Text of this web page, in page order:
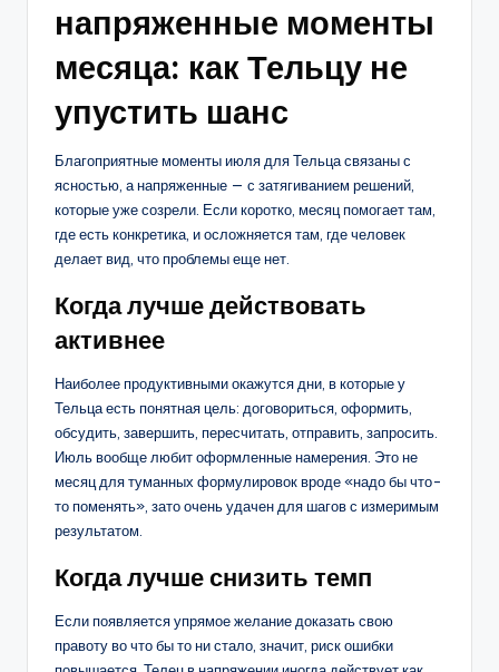
напряженные моменты
месяца: как Тельцу не
упустить шанс
Благоприятные моменты июля для Тельца связаны с
ясностью, а напряженные — с затягиванием решений,
которые уже созрели. Если коротко, месяц помогает там,
где есть конкретика, и осложняется там, где человек
делает вид, что проблемы еще нет.
Когда лучше действовать
активнее
Наиболее продуктивными окажутся дни, в которые у
Тельца есть понятная цель: договориться, оформить,
обсудить, завершить, пересчитать, отправить, запросить.
Июль вообще любит оформленные намерения. Это не
месяц для туманных формулировок вроде «надо бы что-
то поменять», зато очень удачен для шагов с измеримым
результатом.
Когда лучше снизить темп
Если появляется упрямое желание доказать свою
правоту во что бы то ни стало, значит, риск ошибки